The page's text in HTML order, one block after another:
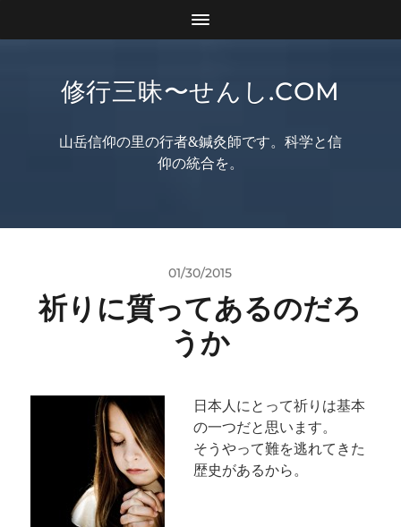
修行三昧〜せんし.COM
山岳信仰の里の行者&鍼灸師です。科学と信
仰の統合を。
01/30/2015
祈りに質ってあるのだろ
うか
日本人にとって祈りは基本
の一つだと思います。
そうやって難を逃れてきた
歴史があるから。